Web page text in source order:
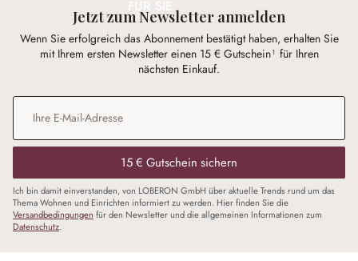
Jetzt zum Newsletter anmelden
Wenn Sie erfolgreich das Abonnement bestätigt haben, erhalten Sie
mit Ihrem ersten Newsletter einen 15 € Gutschein¹ für Ihren
nächsten Einkauf.
E-Mail-Adresse
15 € Gutschein sichern
Ich bin damit einverstanden, von LOBERON GmbH über aktuelle Trends rund um das
Thema Wohnen und Einrichten informiert zu werden. Hier finden Sie die
Versandbedingungen für den Newsletter und die allgemeinen Informationen zum
Datenschutz.